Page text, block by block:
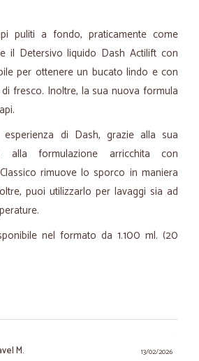
puliti a fondo, praticamente come
il Detersivo liquido DashActilift con
per ottenere un bucato lindo e con
fresco. Inoltre, la sua nuova formula
di Dash, grazie alla sua
formulazione arricchita con
Classico rimuove lo sporco in maniera
puoi utilizzarlo per lavaggi sia ad
nel formato da 1.100 ml. (20
13/02/2026
M.